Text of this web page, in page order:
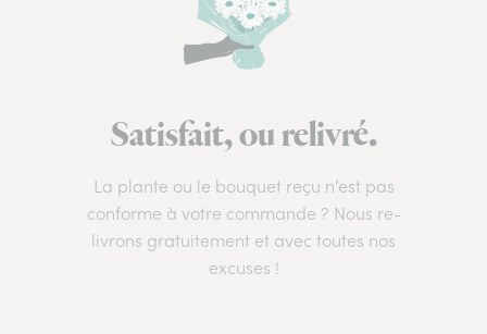
Satisfait, ou relivré.
La plante ou le bouquet reçu n’est pas
conforme à votre commande ? Nous re-
livrons gratuitement et avec toutes nos
excuses !